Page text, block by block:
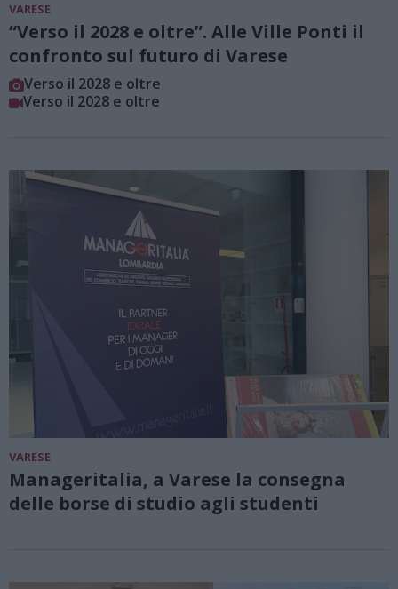
VARESE
“Verso il 2028 e oltre”. Alle Ville Ponti il
confronto sul futuro di Varese
Verso il 2028 e oltre
Verso il 2028 e oltre
VARESE
Manageritalia, a Varese la consegna
delle borse di studio agli studenti